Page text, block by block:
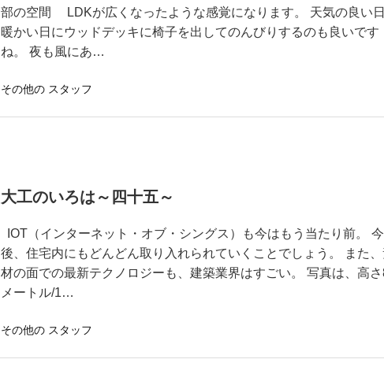
部の空間 LDKが広くなったような感覚になります。 天気の良い日
暖かい日にウッドデッキに椅子を出してのんびりするのも良いです
ね。 夜も風にあ…
その他の スタッフ
大工のいろは～四十五～
IOT（インターネット・オブ・シングス）も今はもう当たり前。 今
後、住宅内にもどんどん取り入れられていくことでしょう。 また
材の面での最新テクノロジーも、建築業界はすごい。 写真は、高
メートル/1…
その他の スタッフ